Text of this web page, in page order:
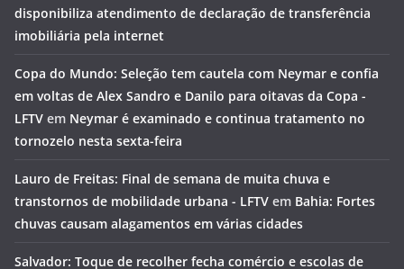
disponibiliza atendimento de declaração de transferência
imobiliária pela internet
Copa do Mundo: Seleção tem cautela com Neymar e confia
em voltas de Alex Sandro e Danilo para oitavas da Copa -
LFTV em Neymar é examinado e continua tratamento no
tornozelo nesta sexta-feira
Lauro de Freitas: Final de semana de muita chuva e
transtornos de mobilidade urbana - LFTV em Bahia: Fortes
chuvas causam alagamentos em várias cidades
Salvador: Toque de recolher fecha comércio e escolas de